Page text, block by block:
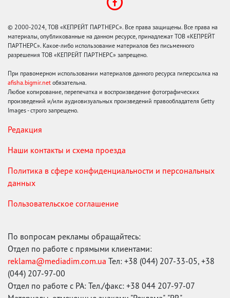
© 2000-2024, ТОВ «КЕПРЕЙТ ПАРТНЕРС». Все права защищены. Все права на
материалы, опубликованные на данном ресурсе, принадлежат ТОВ «КЕПРЕЙТ
ПАРТНЕРС». Какое-либо использование материалов без письменного
разрешения ТОВ «КЕПРЕЙТ ПАРТНЕРС» запрещено.
При правомерном использовании материалов данного ресурса гиперссылка на
afisha.bigmir.net обязательна.
Любое копирование, перепечатка и воспроизведение фотографических
произведений и/или аудиовизуальных произведений правообладателя Getty
Images - строго запрещено.
Редакция
Наши контакты и схема проезда
Политика в сфере конфиденциальности и персональных
данных
Пользовательское соглашение
По вопросам рекламы обращайтесь:
Отдел по работе с прямыми клиентами:
reklama@mediadim.com.ua Тел: +38 (044) 207-33-05, +38
(044) 207-97-00
Отдел по работе с РА: Тел./факс: +38 044 207-97-07